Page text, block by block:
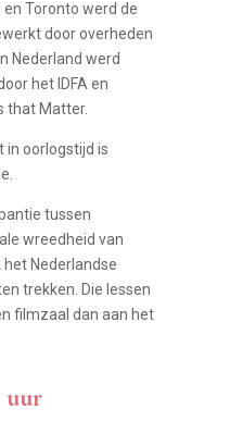
Toronto werd de
door overheden
Nederland werd
het IDFA en
that Matter.
in oorlogstijd is
tussen
wreedheid van
Nederlandse
trekken. Die lessen
filmzaal dan aan het
uur